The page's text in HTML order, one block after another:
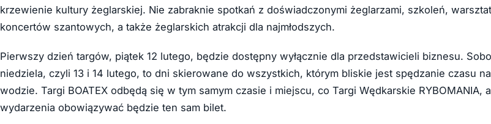
krzewienie kultury żeglarskiej. Nie zabraknie spotkań z doświadczonymi żeglarzami, szkoleń,
koncertów szantowych, a także żeglarskich atrakcji dla najmłodszych.
Pierwszy dzień targów, piątek 12 lutego, będzie dostępny wyłącznie dla przedstawicieli biznesu.
niedziela, czyli 13 i 14 lutego, to dni skierowane do wszystkich, którym bliskie jest spędzanie czasu
wodzie. Targi BOATEX odbędą się w tym samym czasie i miejscu, co Targi Wędkarskie RYBOMANIA,
wydarzenia obowiązywać będzie ten sam bilet.